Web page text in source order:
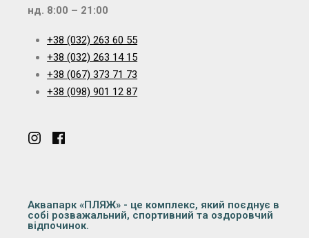
нд. 8:00 – 21:00
+38 (032) 263 60 55
+38 (032) 263 14 15
+38 (067) 373 71 73
+38 (098) 901 12 87
Аквапарк «ПЛЯЖ» - це комплекс, який поєднує в
собі розважальний, спортивний та оздоровчий
відпочинок.